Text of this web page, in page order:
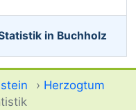
in Buchholz
› Herzogtum